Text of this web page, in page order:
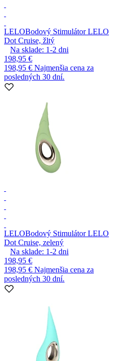
LELOBodový Stimulátor LELO
Dot Cruise, žltý
Na sklade: 1-2 dni
198,95 €
198,95 € Najmenšia cena za
posledných 30 dní.
LELOBodový Stimulátor LELO
Dot Cruise, zelený
Na sklade: 1-2 dni
198,95 €
198,95 € Najmenšia cena za
posledných 30 dní.